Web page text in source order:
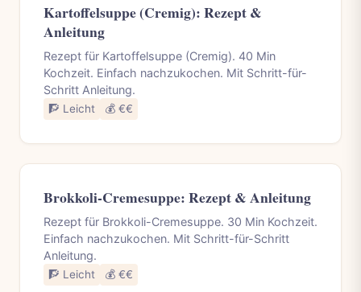
Kartoffelsuppe (Cremig): Rezept &
Anleitung
Rezept für Kartoffelsuppe (Cremig). 40 Min
Kochzeit. Einfach nachzukochen. Mit Schritt-für-
Schritt Anleitung.
🧗 Leicht 💰 €€
Brokkoli-Cremesuppe: Rezept & Anleitung
Rezept für Brokkoli-Cremesuppe. 30 Min Kochzeit.
Einfach nachzukochen. Mit Schritt-für-Schritt
Anleitung.
🧗 Leicht 💰 €€